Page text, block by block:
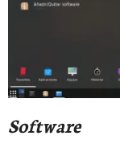
Software